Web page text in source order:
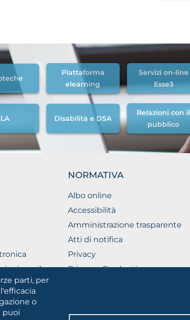
parti, per
o
puoi
Piattaforma
elearning
Servizi on-line
Esse3
Disabilità e DSA
Relazioni con il
pubblico
con il
NORMATIVA
Albo online
Accessibilità
Amministrazione trasparente
Atti di notifica
Privacy
Privacy - Studenti